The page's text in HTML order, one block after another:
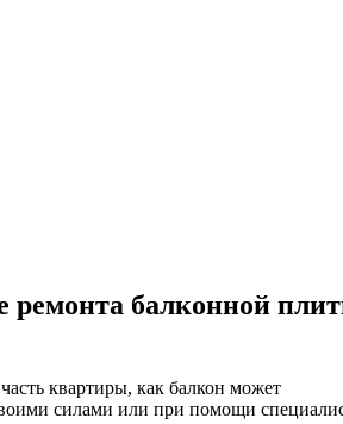
ремонта балконной
квартиры, как балкон может
силами или при помощи